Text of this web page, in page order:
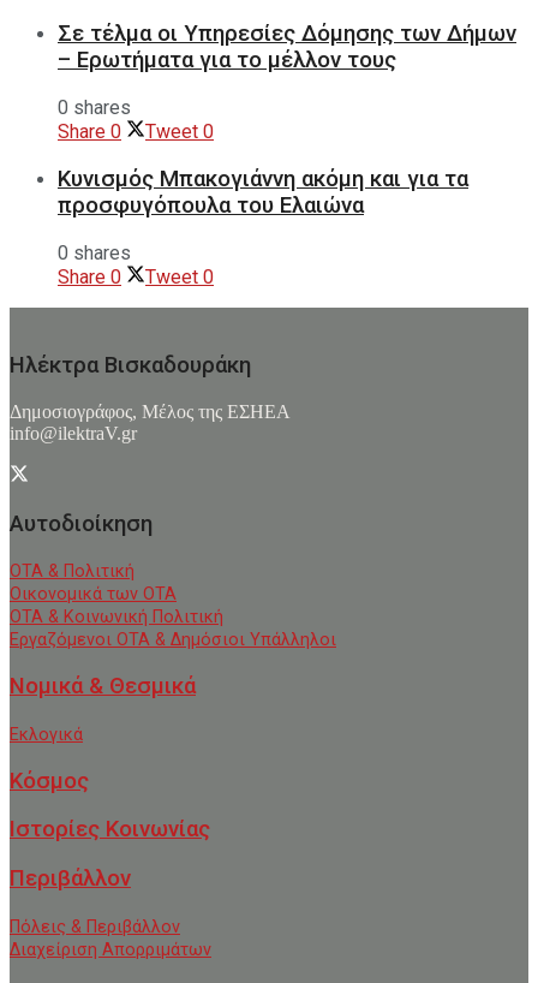
Σε τέλμα οι Υπηρεσίες Δόμησης των Δήμων
– Ερωτήματα για το μέλλον τους
0 shares
Share 0 Tweet 0
Κυνισμός Μπακογιάννη ακόμη και για τα
προσφυγόπουλα του Ελαιώνα
0 shares
Share 0 Tweet 0
Ηλέκτρα Βισκαδουράκη
Δημοσιογράφος, Μέλος της ΕΣHΕΑ
info@ilektraV.gr
Αυτοδιοίκηση
ΟΤΑ & Πολιτική
Οικονομικά των ΟΤΑ
ΟΤΑ & Κοινωνική Πολιτική
Εργαζόμενοι ΟΤΑ & Δημόσιοι Υπάλληλοι
Νομικά & Θεσμικά
Εκλογικά
Κόσμος
Ιστορίες Κοινωνίας
Περιβάλλον
Πόλεις & Περιβάλλον
Διαχείριση Απορριμάτων